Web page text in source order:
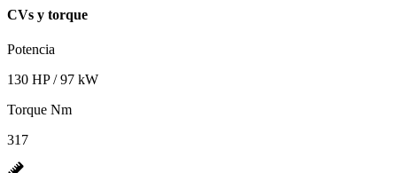
CVs y torque
Potencia
130 HP / 97 kW
Torque Nm
317